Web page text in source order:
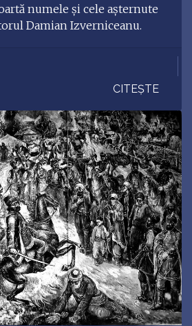
numele şi cele aşternute
Damian Izverniceanu.
CITEȘTE